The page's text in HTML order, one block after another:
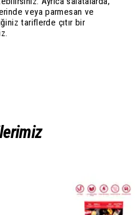
veya parmesan ve
tariflerde çıtır bir